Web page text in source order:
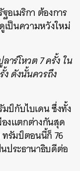
อเมริกา ต้องการ
เป็นความหวังใหม่
ร์โหวต 7 ครั้ง ใน
ง ดังนั้นควรถึง
ป์กับไบเดน ซึ่งทั้ง
งแตกต่างกันสุด
รัมป์ตอนนี้ก็ 76
ประธานาธิบดีต่อ